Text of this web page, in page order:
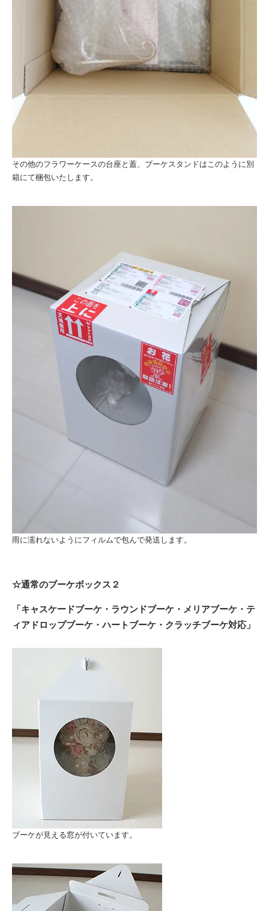
その他のフラワーケースの台座と蓋、ブーケスタンドはこのように別
箱にて梱包いたします。
雨に濡れないようにフィルムで包んで発送します。
☆通常のブーケボックス２
「キャスケードブーケ・ラウンドブーケ・メリアブーケ・テ
ィアドロップブーケ・ハートブーケ・クラッチブーケ対応」
ブーケが見える窓が付いています。